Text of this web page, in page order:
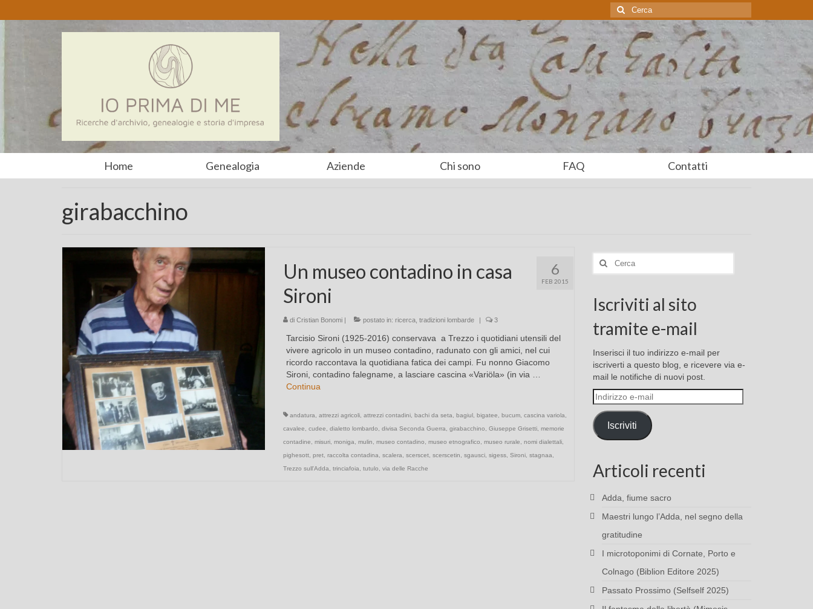
Cerca:
Home Genealogia Aziende Chi sono FAQ Contatti
girabacchino
6
FEB 2015
Un museo contadino in casa
Sironi
di Cristian Bonomi| postato in: ricerca, tradizioni lombarde | 3
Tarcisio Sironi (1925-2016) conservava a Trezzo i quotidiani utensili del
vivere agricolo in un museo contadino, radunato con gli amici, nel cui
ricordo raccontava la quotidiana fatica dei campi. Fu nonno Giacomo
Sironi, contadino falegname, a lasciare cascina «Variöla» (in via …
Continua
andatura attrezzi agricoli, attrezzi contadini, bachi da seta bagiul, bigatee bucum, cascina variola
cavalee
cudee dialetto lombardo divisa Seconda Guerra girabacchino Giuseppe Grisetti, memorie
contadine
misuri, moniga mulin museo contadino museo etnografico museo rurale nomi dialettali,
pighesott, pret, raccolta contadina scalera scerscet, scerscetin sgausci, sigess, Sironi, stagnaa
Trezzo sull'Adda
trinciafoia tutulo via delle Racche
Cerca:
Iscriviti al sito
tramite e-mail
Inserisci il tuo indirizzo e-mail per
iscriverti a questo blog, e ricevere via e-
mail le notifiche di nuovi post.
Indirizzo
e-
mail
Iscriviti
Articoli recenti
Adda, fiume sacro
Maestri lungo l’Adda, nel segno della
gratitudine
I microtoponimi di Cornate, Porto e
Colnago (Biblion Editore 2025)
Passato Prossimo (Selfself 2025)